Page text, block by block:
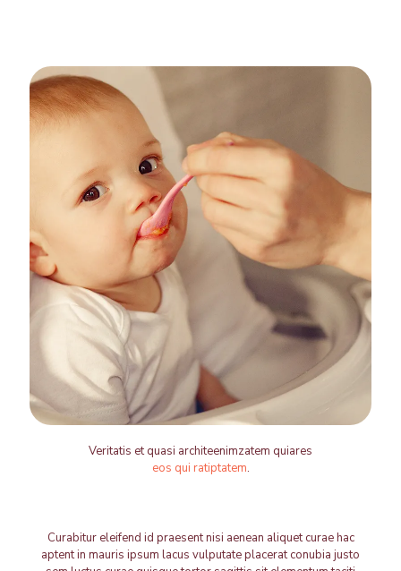
Veritatis et quasi architeenimzatem quiares
eos qui ratiptatem.
Curabitur eleifend id praesent nisi aenean aliquet curae hac
aptent in mauris ipsum lacus vulputate placerat conubia justo